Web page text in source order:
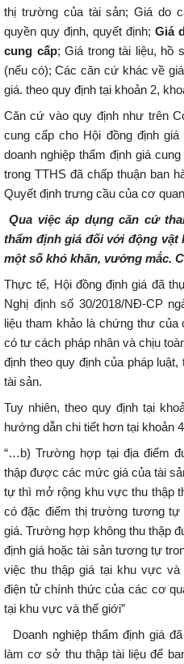
thị trường của tài sản; Giá do
quyền quy định, quyết định; Giá
cung cấp; Giá trong tài liệu, hồ
(nếu có); Các căn cứ khác về
giá. theo quy định tại khoản 2,
Căn cứ vào quy định như trên
cung cấp cho Hội đồng định
doanh nghiệp thẩm định giá
trong TTHS đã chấp thuận ban
Quyết định trưng cầu của cơ
Qua việc áp dụng căn cứ
thẩm định giá đối với động vật
một số khó khăn, vướng mắc.
Thực tế, Hội đồng định giá đã
Nghị định số 30/2018/NĐ-CP
liệu tham khảo là chứng thư
có tư cách pháp nhân và chịu
định theo quy định của pháp
tài sản.
Tuy nhiên, theo quy định tại
hướng dẫn chi tiết hơn tại khoản
“…b) Trường hợp tại địa điểm
thập được các mức giá của tài
tự thì mở rộng khu vực thu thập
có đặc điểm thị trường tương
giá. Trường hợp không thu thập
định giá hoặc tài sản tương tự
việc thu thập giá tại khu vực
điện tử chính thức của các cơ
tại khu vực và thế giới”
Doanh nghiệp thẩm định giá
làm cơ sở thu thập tài liệu để